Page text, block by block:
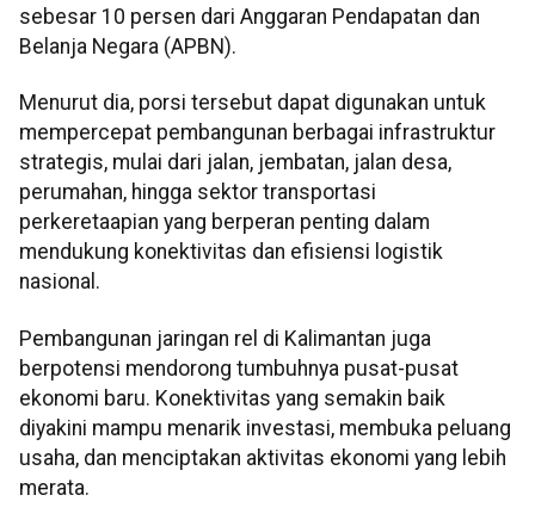
sebesar 10 persen dari Anggaran Pendapatan dan
Belanja Negara (APBN).
Menurut dia, porsi tersebut dapat digunakan untuk
mempercepat pembangunan berbagai infrastruktur
strategis, mulai dari jalan, jembatan, jalan desa,
perumahan, hingga sektor transportasi
perkeretaapian yang berperan penting dalam
mendukung konektivitas dan efisiensi logistik
nasional.
Pembangunan jaringan rel di Kalimantan juga
berpotensi mendorong tumbuhnya pusat-pusat
ekonomi baru. Konektivitas yang semakin baik
diyakini mampu menarik investasi, membuka peluang
usaha, dan menciptakan aktivitas ekonomi yang lebih
merata.